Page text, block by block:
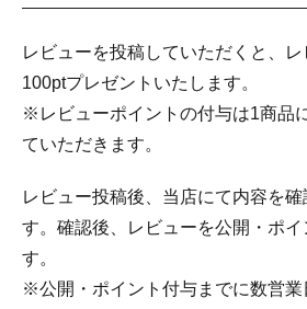
レビューを投稿していただくと、
100ptプレゼントいたします。
※レビューポイントの付与は1商品
ていただきます。
レビュー投稿後、当店にて内容を
す。確認後、レビューを公開・ポイ
す。
※公開・ポイント付与までに数営